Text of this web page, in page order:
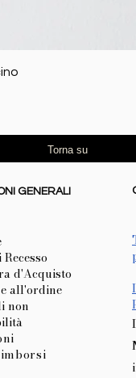
Torna su
GENERALI
d'Acquisto
all'ordine
non